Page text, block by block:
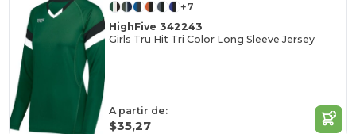
+7
HighFive 342243
Girls Tru Hit Tri Color Long Sleeve Jersey
A partir de:
$35,27